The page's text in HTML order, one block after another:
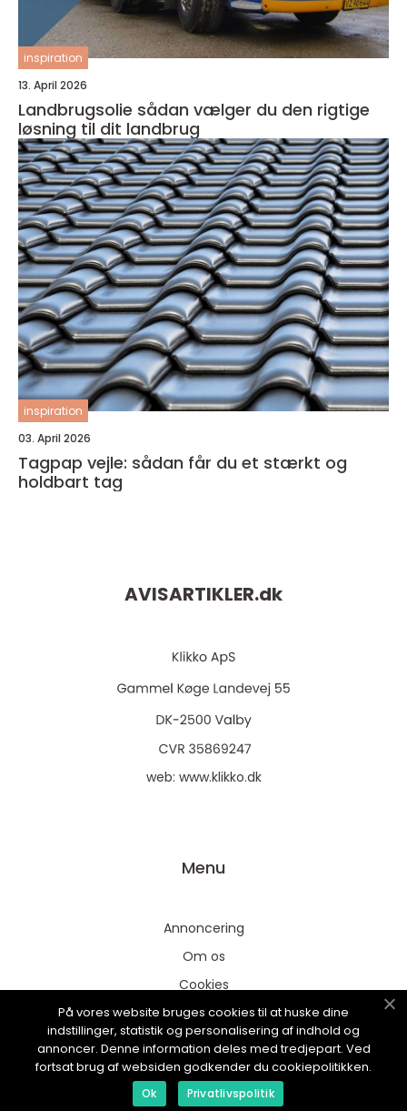
inspiration
13. April 2026
Landbrugsolie sådan vælger du den rigtige
løsning til dit landbrug
inspiration
03. April 2026
Tagpap vejle: sådan får du et stærkt og
holdbart tag
AVISARTIKLER.dk
web: www.klikko.dk
Menu
Annoncering
Om os
Cookies
Kontakt os
Sitemap
På vores website bruges cookies til at huske dine
indstillinger, statistik og personalisering af indhold og
annoncer. Denne information deles med tredjepart. Ved
fortsat brug af websiden godkender du cookiepolitikken.
Ok Privatlivspolitik